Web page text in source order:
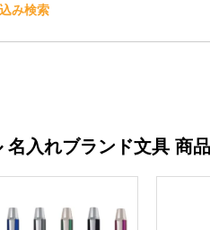
み検索
名入れブランド文具 商